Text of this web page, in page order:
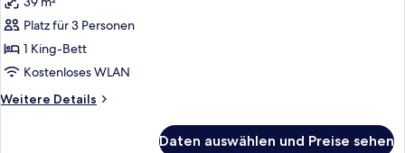
Premier-
Zimmer,
1 King-
Bett
Balcony)
Platz für 3 Personen
1 King-Bett
Kostenloses WLAN
Weitere Details
Weitere
Daten auswählen und Preise sehen